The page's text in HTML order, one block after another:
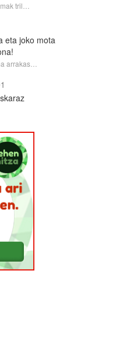
tril…
eta joko mota
arrakas…